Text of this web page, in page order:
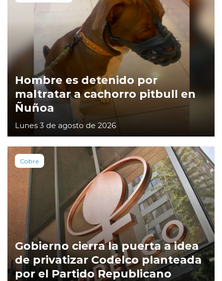
Hombre es detenido por
maltratar a cachorro pitbull en
Ñuñoa
Lunes 3 de agosto de 2026
Cobre
Gobierno cierra la puerta a idea
de privatizar Codelco planteada
por el Partido Republicano